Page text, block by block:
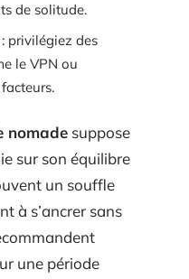
de solitude.
: privilégiez des
le VPN ou
nomade suppose
sur son équilibre
un souffle
à s’ancrer sans
une période